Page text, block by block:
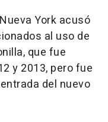
York acusó
al uso de
que fue
y 2013, pero fue
del nuevo